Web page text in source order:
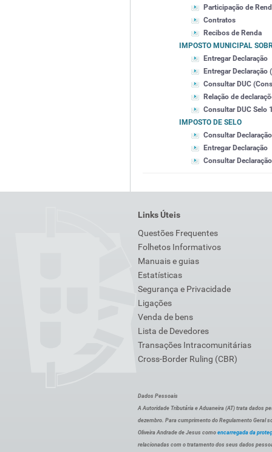
Participação de
Contratos
Recibos de Renda
IMPOSTO MUNICIPAL
Entregar Declaração
Entregar Declaração
Consultar DUC
Relação de
Consultar DUC Selo
IMPOSTO DE SELO
Consultar Declaração
Entregar Declaração
Consultar
Links Úteis
Questões Frequentes
Folhetos Informativos
Manuais e guias
Estatísticas
Segurança e Privacidade
Ligações
Venda de bens
Lista de Devedores
Transações Intracomunitárias
Cross-Border Ruling (CBR)
Dados Pessoais
A Autoridade Tributária e Aduaneira (AT) trata dados
dezembro. Para cumprimento do Regulamento Geral
Oliveira Andrade de Jesus como encarregada da
relacionadas com o tratamento dos seus dados